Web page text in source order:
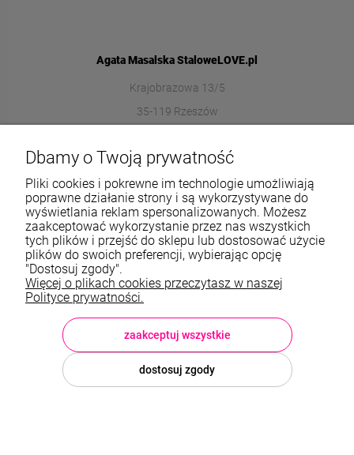
Agata Masalska StaloweLOVE.pl
Krajobrazowa 13/5
35-119 Rzeszów
572989669
Informacje
O nas
TWOJE KONTO
Sklep: StaloweLOVE, Krajobrazowa 13/5, 35-119 Rzeszów, woj.
podkarpackie, NIP: 8133612433, tel.:572 989 669
sklep@stalowelove.com.pl
Dbamy o Twoją prywatność
Pliki cookies i pokrewne im technologie umożliwiają
poprawne działanie strony i są wykorzystywane do
wyświetlania reklam spersonalizowanych. Możesz
zaakceptować wykorzystanie przez nas wszystkich
tych plików i przejść do sklepu lub dostosować użycie
plików do swoich preferencji, wybierając opcję
"Dostosuj zgody".
Więcej o plikach cookies przeczytasz w naszej
Polityce prywatności.
dostosuj zgody
zaakceptuj wszystkie